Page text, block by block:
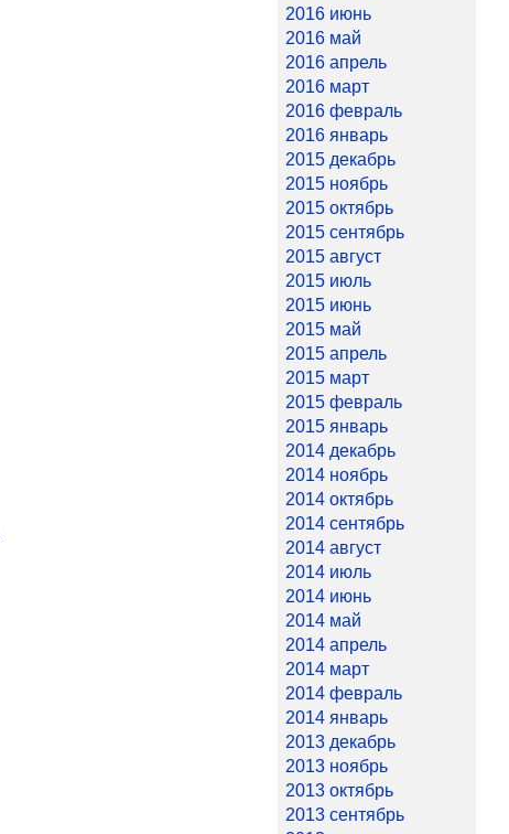
2016 июнь
2016 май
2016 апрель
2016 март
2016 февраль
2016 январь
2015 декабрь
2015 ноябрь
2015 октябрь
2015 сентябрь
2015 август
2015 июль
2015 июнь
2015 май
2015 апрель
2015 март
2015 февраль
2015 январь
2014 декабрь
2014 ноябрь
2014 октябрь
2014 сентябрь
2014 август
2014 июль
2014 июнь
2014 май
2014 апрель
2014 март
2014 февраль
2014 январь
2013 декабрь
2013 ноябрь
2013 октябрь
2013 сентябрь